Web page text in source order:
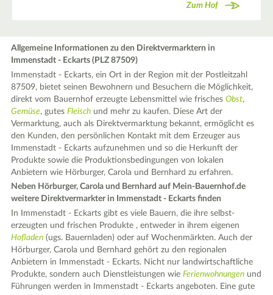
Zum Hof
Allgemeine Informationen zu den Direktvermarktern in
Immenstadt - Eckarts (PLZ 87509)
Immenstadt - Eckarts, ein Ort in der Region mit der Postleitzahl
87509, bietet seinen Bewohnern und Besuchern die Möglichkeit,
direkt vom Bauernhof erzeugte Lebensmittel wie frischesObst,
Gemüse, gutesFleisch und mehr zu kaufen. Diese Art der
Vermarktung, auch als Direktvermarktung bekannt, ermöglicht es
den Kunden, den persönlichen Kontakt mit dem Erzeuger aus
Immenstadt - Eckarts aufzunehmen und so die Herkunft der
Produkte sowie die Produktionsbedingungen von lokalen
Anbietern wie Hörburger, Carola und Bernhard zu erfahren.
Neben Hörburger, Carola und Bernhard auf Mein-Bauernhof.de
weitere Direktvermarkter in Immenstadt - Eckarts finden
In Immenstadt - Eckarts gibt es viele Bauern, die ihre selbst-
erzeugten und frischen Produkte , entweder in ihrem eigenen
Hofladen (ugs. Bauernladen) oder auf Wochenmärkten. Auch der
Hörburger, Carola und Bernhard gehört zu den regionalen
Anbietern in Immenstadt - Eckarts. Nicht nur landwirtschaftliche
Produkte, sondern auch Dienstleistungen wieFerienwohnungen und
Führungen werden in Immenstadt - Eckarts angeboten. Eine gute